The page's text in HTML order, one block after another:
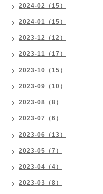
2024-02（15）
2024-01（15）
2023-12（12）
2023-11（17）
2023-10（15）
2023-09（10）
2023-08（8）
2023-07（6）
2023-06（13）
2023-05（7）
2023-04（4）
2023-03（8）